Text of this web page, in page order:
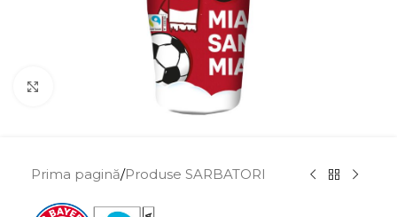
Prima pagină/Produse SARBATORI